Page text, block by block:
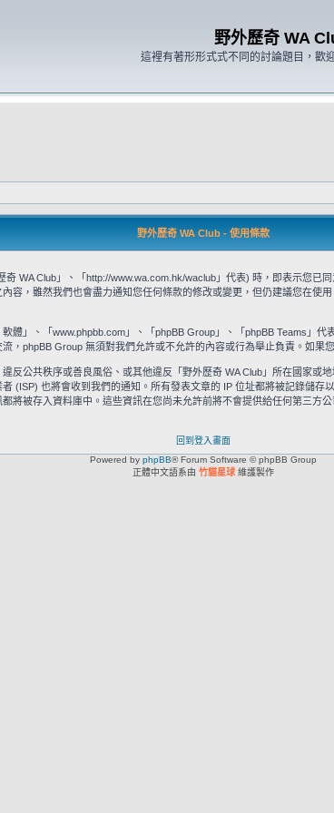
野外歷奇 WA
這裡有著形形式式不同的討論題目，歡
野外歷奇 WA Club - 使用條款
WA Club」、「http://www.wa.com.hk/waclub」代表) 時，即表示您
容，雖然我們也會盡力通知您任何條款的修改或變更，但仍建議您在
體」、「www.phpbb.com」、「phpBB Group」、「phpBB Teams」代
，phpBB Group 無須對我們允許或不允許的內容或行為舉止負責。如果
反公共秩序或善良風俗、或其他違反「野外歷奇 WA Club」所在國家
(ISP) 也將會收到我們的通知。所有發表文章的 IP 位址都將被記錄儲
將被存入資料庫中。這些資訊在您尚未允許前將不會提供給任何第三方
回到登入畫面
Powered by phpBB® Forum Software © phpBB Group
正體中文語系由 竹貓星球 維護製作